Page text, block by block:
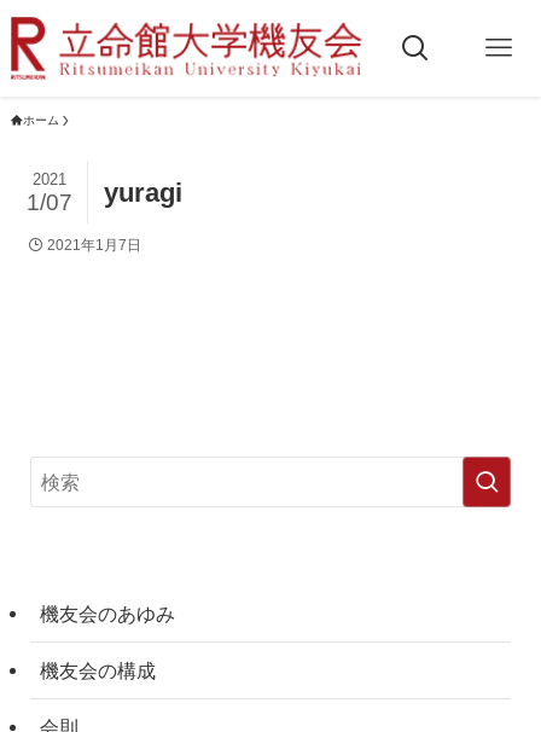
ホーム
yuragi
2021
1/07
2021年1月7日
機友会のあゆみ
機友会の構成
会則